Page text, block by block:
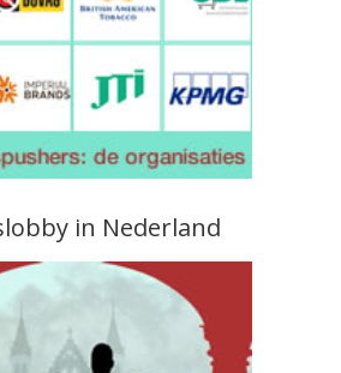
in Nederland